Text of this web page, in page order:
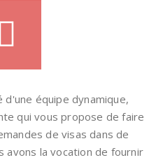
équipe dynamique,
qui vous propose de faire
de visas dans de
avons la vocation de fournir